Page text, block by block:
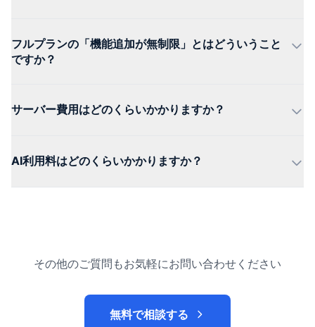
フルプランの「機能追加が無制限」とはどういうこと
ですか？
サーバー費用はどのくらいかかりますか？
AI利用料はどのくらいかかりますか？
その他のご質問もお気軽にお問い合わせください
無料で相談する